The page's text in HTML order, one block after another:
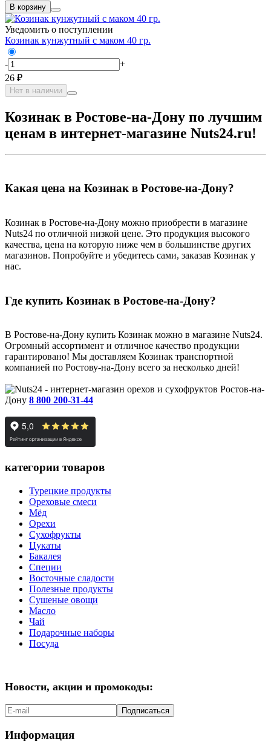
В корзину
Уведомить о поступлении
Козинак кунжутный с маком 40 гр.
-
+
26 ₽
Нет в наличии
Козинак в Ростове-на-Дону по лучшим
ценам в интернет-магазине Nuts24.ru!
Какая цена на Козинак в Ростове-на-Дону?
Козинак в Ростове-на-Дону можно приобрести в магазине
Nuts24 по отличной низкой цене. Это продукция высокого
качества, цена на которую ниже чем в большинстве других
магазинов. Попробуйте и убедитесь сами, заказав Козинак у
нас.
Где купить Козинак в Ростове-на-Дону?
В Ростове-на-Дону купить Козинак можно в магазине Nuts24.
Огромный ассортимент и отличное качество продукции
гарантировано! Мы доставляем Козинак транспортной
компанией по Ростову-на-Дону всего за несколько дней!
Ростов-на-
Дону 8 800 200-31-44
категории товаров
Турецкие продукты
Ореховые смеси
Мёд
Орехи
Сухофрукты
Цукаты
Бакалея
Специи
Восточные сладости
Полезные продукты
Сушеные овощи
Масло
Чай
Подарочные наборы
Посуда
Новости, акции и промокоды:
Подписаться
Информация